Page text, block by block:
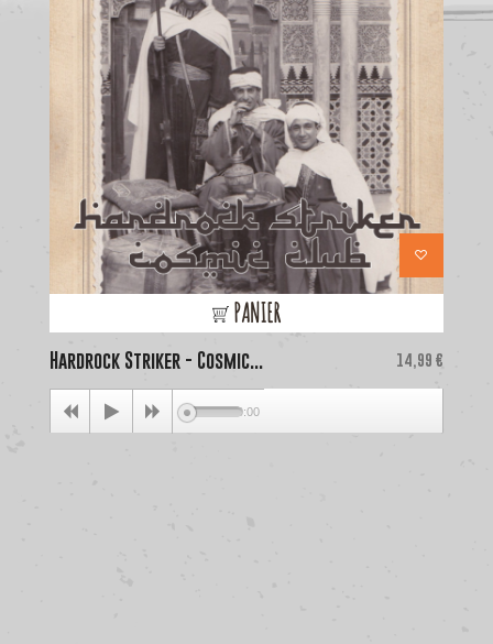
PANIER
Hardrock Striker - Cosmic... Price
14,99 €
00:00